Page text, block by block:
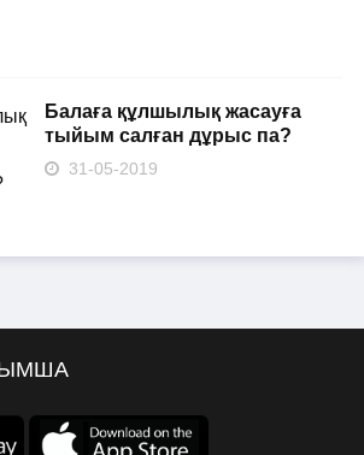
Балаға құлшылық жасауға
тыйым салған дұрыс па?
31-05-2019